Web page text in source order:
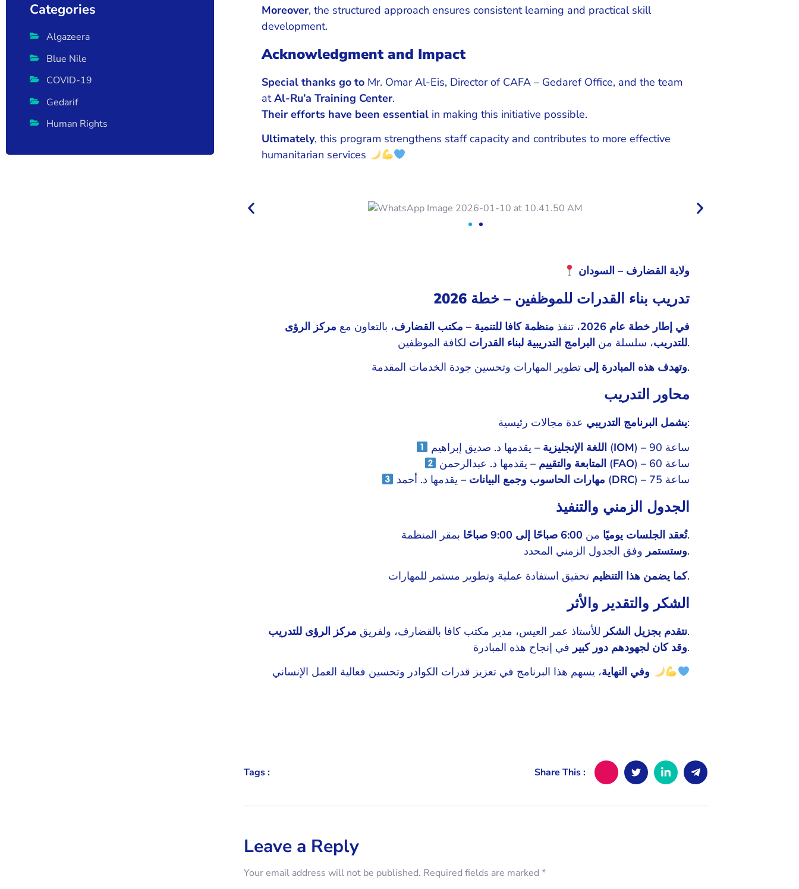
Categories
Algazeera
Blue Nile
COVID-19
Gedarif
Human Rights
Moreover, the structured approach ensures consistent learning and practical skill
development.
Acknowledgment and Impact
Special thanks go toMr. Omar Al-Eis, Director of CAFA – Gedaref Office, and the team
atAl-Ru’a Training Center.
Their efforts have been essentialin making this initiative possible.
Ultimately, this program strengthens staff capacity and contributes to more effective
humanitarian services
ولاية القضارف – السودان
تدريب بناء القدرات للموظفين – خطة 2026
في إطار خطة عام 2026 ، تنفذ منظمة كافا للتنمية – مكتب القضارف، بالتعاون مع مركز الرؤى
للتدريب، سلسلة من البرامج التدريبية لبناء القدرات
لكافة الموظفين.
وتهدف هذه المبادرة إلىتطوير المهارات وتحسين جودة الخدمات المقدمة.
محاور التدريب
يشمل البرنامج التدريبيعدة مجالات رئيسية:
اللغة الإنجليزية – يقدمها د. صديق إبراهيم (IOM
) – 90 ساعة
المتابعة والتقييم – يقدمها د. عبدالرحمن (FAO
) – 60 ساعة
مهارات الحاسوب وجمع البيانات – يقدمها د. أحمد (DRC ) – 75 ساعة
الجدول الزمني والتنفيذ
تُعقد الجلسات يوميًا من 6:00 صباحًا إلى 9:00 صباحًا
بمقر المنظمة.
وستستمروفق الجدول الزمني المحدد.
كما يضمن هذا التنظيمتحقيق استفادة عملية وتطوير مستمر للمهارات.
الشكر والتقدير والأثر
نتقدم بجزيل الشكر للأستاذ عمر العيس، مدير مكتب كافا بالقضارف، ولفريق مركز الرؤى للتدريب
.
وقد كان لجهودهم دور كبيرفي إنجاح هذه المبادرة.
وفي النهاية
Tags : Share This :
Leave a Reply
Your email address will not be published. Required fields are marked *